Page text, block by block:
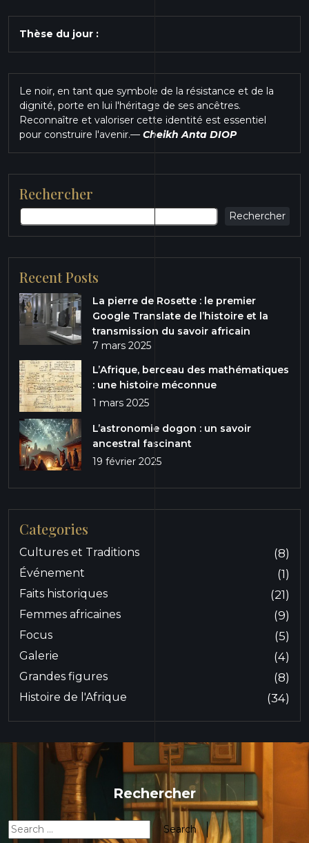
Thèse du jour :
Le noir, en tant que symbole de la résistance et de la
dignité, porte en lui l'héritage de ses ancêtres.
Reconnaître et valoriser cette identité est essentiel
pour construire l'avenir.— Cheikh Anta DIOP
Rechercher
Rechercher
Recent Posts
La pierre de Rosette : le premier
Google Translate de l’histoire et la
transmission du savoir africain
7 mars 2025
L’Afrique, berceau des mathématiques
: une histoire méconnue
1 mars 2025
L’astronomie dogon : un savoir
ancestral fascinant
19 février 2025
Categories
Cultures et Traditions (8)
Événement (1)
Faits historiques (21)
Femmes africaines (9)
Focus (5)
Galerie (4)
Grandes figures (8)
Histoire de l'Afrique (34)
Rechercher